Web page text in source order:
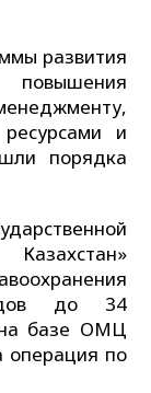
развития
и
порядка
до 34
на базе ОМЦ
операция по